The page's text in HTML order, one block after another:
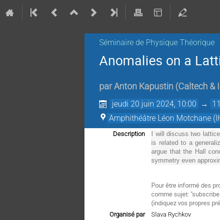
Séminaire de Physique Théorique
Anomalies on a
parAnton Kapustin (Caltech &
jeudi 20 juin 2024, 10:00 →
Amphithéâtre Léon Motchane
Description
I will discuss two
is related to a
argue that the Hall
symmetry even
Pour être informé des
comme sujet:
(indiquez vos propres
Organisé par
Slava Rychkov